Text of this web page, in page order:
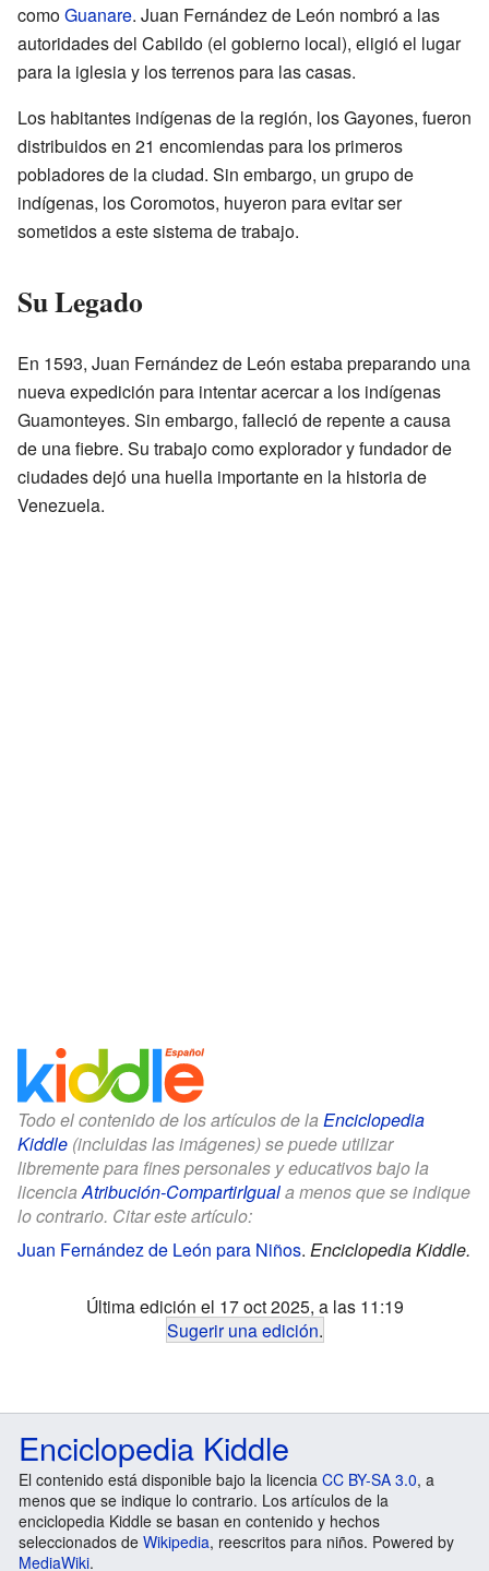
comoGuanare. Juan Fernández de León nombró a las
autoridades del Cabildo (el gobierno local), eligió el lugar
para la iglesia y los terrenos para las casas.
Los habitantes indígenas de la región, los Gayones, fueron
distribuidos en 21 encomiendas para los primeros
pobladores de la ciudad. Sin embargo, un grupo de
indígenas, los Coromotos, huyeron para evitar ser
sometidos a este sistema de trabajo.
Su Legado
En 1593, Juan Fernández de León estaba preparando una
nueva expedición para intentar acercar a los indígenas
Guamonteyes. Sin embargo, falleció de repente a causa
de una fiebre. Su trabajo como explorador y fundador de
ciudades dejó una huella importante en la historia de
Venezuela.
Todo el contenido de los artículos de la Enciclopedia
Kiddle (incluidas las imágenes) se puede utilizar
libremente para fines personales y educativos bajo la
licenciaAtribución-CompartirIguala menos que se indique
lo contrario. Citar este artículo:
Juan Fernández de León para Niños. Enciclopedia Kiddle.
Última edición el 17 oct 2025, a las 11:19
Sugerir una edición.
Enciclopedia Kiddle
El contenido está disponible bajo la licencia CC BY-SA 3.0, a
menos que se indique lo contrario. Los artículos de la
enciclopedia Kiddle se basan en contenido y hechos
seleccionados de Wikipedia, reescritos para niños. Powered by
MediaWiki.